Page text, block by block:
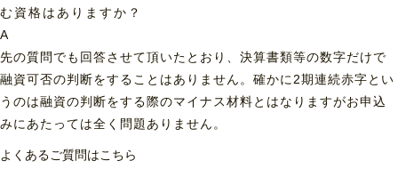
む資格はありますか？
A
先の質問でも回答させて頂いたとおり、決算書類等の数字だけで
融資可否の判断をすることはありません。確かに2期連続赤字とい
うのは融資の判断をする際のマイナス材料とはなりますがお申込
みにあたっては全く問題ありません。
よくあるご質問はこちら